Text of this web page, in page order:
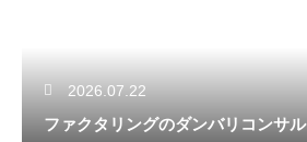
2026.07.22
ファクタリングのダンバリコンサ